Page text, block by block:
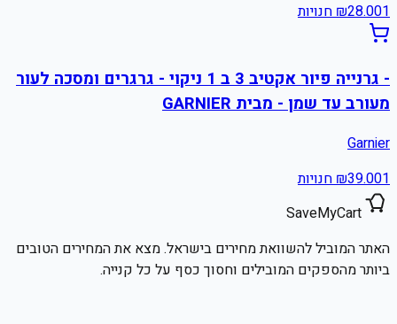
₪28.001 חנויות
- גרנייה פיור אקטיב 3 ב 1 ניקוי - גרגרים ומסכה לעור
מעורב עד שמן - מבית GARNIER
Garnier
₪39.001
חנויות
SaveMyCart
האתר המוביל להשוואת מחירים בישראל. מצא את המחירים הטובים
ביותר מהספקים המובילים וחסוך כסף על כל קנייה.